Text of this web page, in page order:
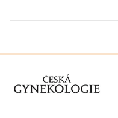
proLékaře.cz